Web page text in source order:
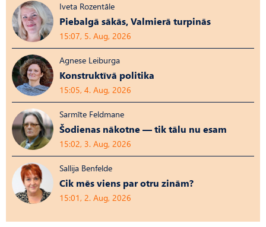
Iveta Rozentāle
Piebalgā sākās, Valmierā turpinās
15:07, 5. Aug, 2026
Agnese Leiburga
Konstruktīvā politika
15:05, 4. Aug, 2026
Sarmīte Feldmane
Šodienas nākotne — tik tālu nu esam
15:02, 3. Aug, 2026
Sallija Benfelde
Cik mēs viens par otru zinām?
15:01, 2. Aug, 2026